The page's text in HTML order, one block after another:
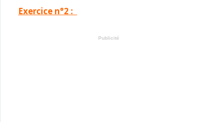
Exercice n°2 :
Publicité